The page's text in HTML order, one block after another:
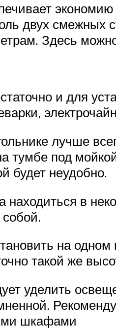
двух смежных
Здесь
и для
лучше
тумбе под
будет неудобно.
в
на одном
такой же
уделить
шкафами